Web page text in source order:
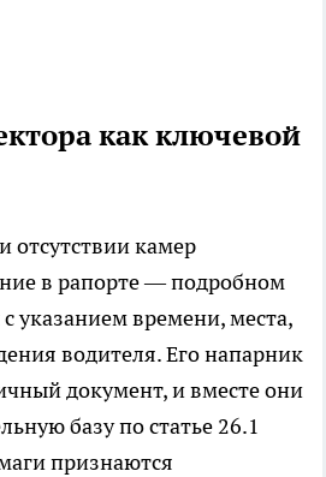
как ключевой
отсутствии камер
в рапорте — подробном
указанием времени, места,
водителя. Его напарник
документ, и вместе они
базу по статье 26.1
признаются